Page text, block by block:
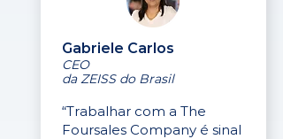
Gabriele Carlos
CEO
da ZEISS do Brasil
“Trabalhar com a The
Foursales Company é sinal